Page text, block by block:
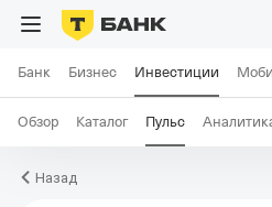
Банк Бизнес Инвестиции
Обзор Каталог Пульс
Назад